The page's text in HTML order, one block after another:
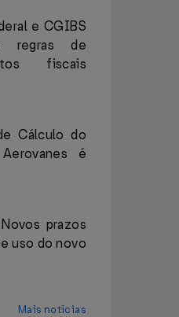
e CGIBS
regras de
fiscais
Cálculo do
é
prazos
uso do novo
Mais notícias